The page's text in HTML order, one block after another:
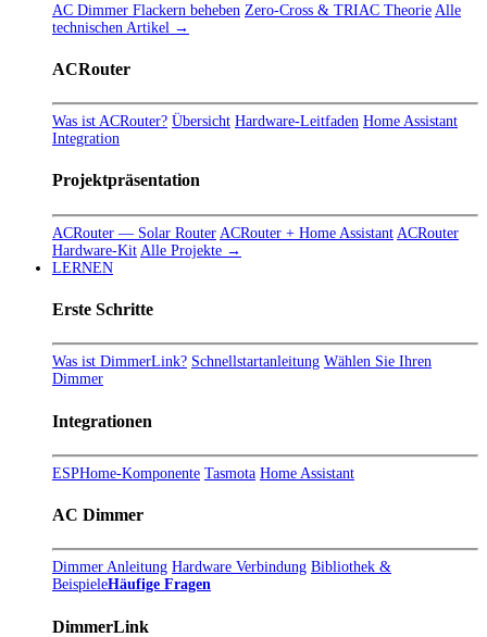
AC Dimmer Flackern beheben Zero-Cross & TRIAC Theorie Alle
technischen Artikel →
ACRouter
Was ist ACRouter? Übersicht Hardware-Leitfaden Home Assistant
Integration
Projektpräsentation
ACRouter — Solar Router ACRouter + Home Assistant ACRouter
Hardware-Kit Alle Projekte →
LERNEN
Erste Schritte
Was ist DimmerLink? Schnellstartanleitung Wählen Sie Ihren
Dimmer
Integrationen
ESPHome-Komponente Tasmota Home Assistant
AC Dimmer
Dimmer Anleitung Hardware Verbindung Bibliothek &
BeispieleHäufige Fragen
DimmerLink